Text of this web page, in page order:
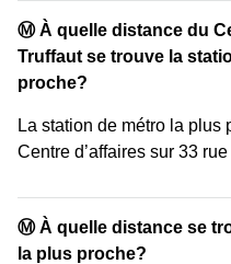
Ⓜ️ À quelle distance du
Truffaut se trouve la
proche?
La station de métro la plus
Centre d’affaires sur 33
Ⓜ️ À quelle distance se
la plus proche?